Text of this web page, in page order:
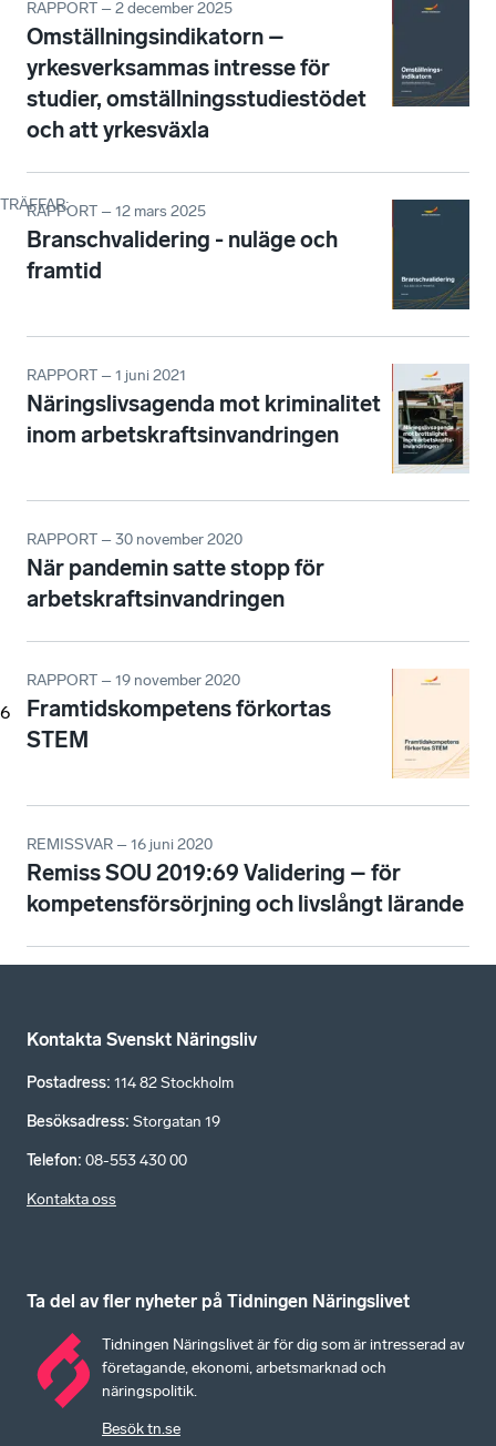
TRÄFFAR:
6
RAPPORT – 2 december 2025
Omställningsindikatorn –
yrkesverksammas intresse för
studier, omställningsstudiestödet
och att yrkesväxla
RAPPORT – 12 mars 2025
Branschvalidering - nuläge och
framtid
RAPPORT – 1 juni 2021
Näringslivsagenda mot kriminalitet
inom arbetskraftsinvandringen
RAPPORT – 30 november 2020
När pandemin satte stopp för
arbetskraftsinvandringen
RAPPORT – 19 november 2020
Framtidskompetens förkortas
STEM
REMISSVAR – 16 juni 2020
Remiss SOU 2019:69 Validering – för
kompetensförsörjning och livslångt lärande
Kontakta Svenskt Näringsliv
Postadress: 114 82 Stockholm
Besöksadress: Storgatan 19
Telefon: 08-553 430 00
Kontakta oss
Ta del av fler nyheter på Tidningen Näringslivet
Tidningen Näringslivet är för dig som är intresserad av
företagande, ekonomi, arbetsmarknad och
näringspolitik.
Besök tn.se